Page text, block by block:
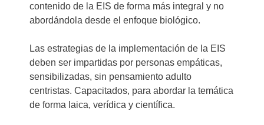
contenido de la EIS de forma más integral y no
abordándola desde el enfoque biológico.
Las estrategias de la implementación de la EIS
deben ser impartidas por personas empáticas,
sensibilizadas, sin pensamiento adulto
centristas. Capacitados, para abordar la temática
de forma laica, verídica y científica.